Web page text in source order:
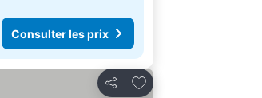
Consulter les prix
Partager
Ajouter à mes favoris